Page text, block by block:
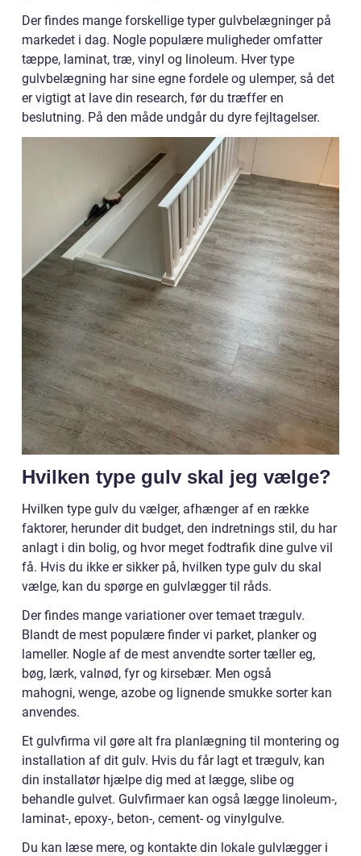
Der findes mange forskellige typer gulvbelægninger på
markedet i dag. Nogle populære muligheder omfatter
tæppe, laminat, træ, vinyl og linoleum. Hver type
gulvbelægning har sine egne fordele og ulemper, så det
er vigtigt at lave din research, før du træffer en
beslutning. På den måde undgår du dyre fejltagelser.
Hvilken type gulv skal jeg vælge?
Hvilken type gulv du vælger, afhænger af en række
faktorer, herunder dit budget, den indretnings stil, du har
anlagt i din bolig, og hvor meget fodtrafik dine gulve vil
få. Hvis du ikke er sikker på, hvilken type gulv du skal
vælge, kan du spørge en gulvlægger til råds.
Der findes mange variationer over temaet trægulv.
Blandt de mest populære finder vi parket, planker og
lameller. Nogle af de mest anvendte sorter tæller eg,
bøg, lærk, valnød, fyr og kirsebær. Men også
mahogni, wenge, azobe og lignende smukke sorter kan
anvendes.
Et gulvfirma vil gøre alt fra planlægning til montering og
installation af dit gulv. Hvis du får lagt et trægulv, kan
din installatør hjælpe dig med at lægge, slibe og
behandle gulvet. Gulvfirmaer kan også lægge linoleum-,
laminat-, epoxy-, beton-, cement- og vinylgulve.
Du kan læse mere, og kontakte din lokale gulvlægger i